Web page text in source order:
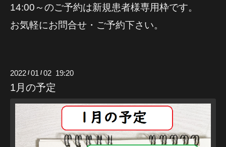
14:00～のご予約は新規患者様専用枠です。
お気軽にお問合せ・ご予約下さい。
2022 /01 /02 19:20
1月の予定